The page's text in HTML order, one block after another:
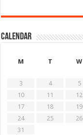
Calendar
M
T W
3
4 5
10
11 12
17
18 19
24
25 26
31